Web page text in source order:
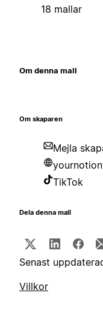
18 mallar
Om denna mall
Om skaparen
Mejla
TikTok
Dela denna mall
Senast
Villkor